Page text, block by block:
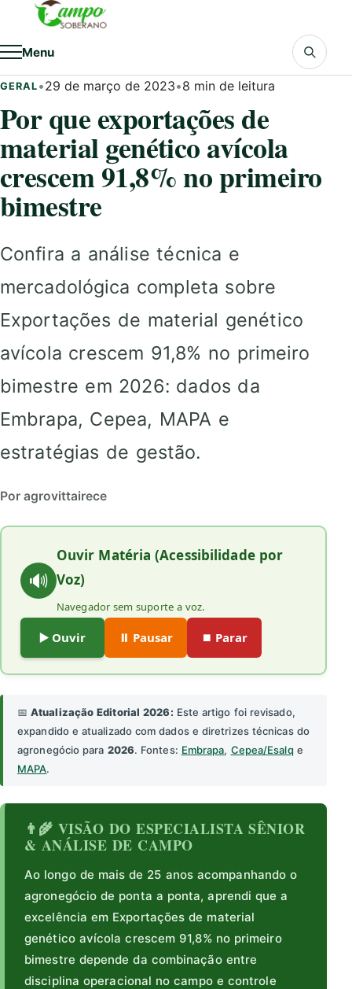
Pular para o conteúdo
Menu
GERAL •29 de março de 2023•8 min de leitura
Por que exportações de
material genético avícola
crescem 91,8% no primeiro
bimestre
Confira a análise técnica e
mercadológica completa sobre
Exportações de material genético
avícola crescem 91,8% no primeiro
bimestre em 2026: dados da
Embrapa, Cepea, MAPA e
estratégias de gestão.
Por agrovittairece
🔊
Ouvir Matéria (Acessibilidade por
Voz)
Navegador sem suporte a voz.
▶️ Ouvir ⏸️ Pausar ⏹️ Parar
📅Atualização Editorial 2026: Este artigo foi revisado,
expandido e atualizado com dados e diretrizes técnicas do
agronegócio para 2026. Fontes: Embrapa, Cepea/Esalq e
MAPA.
👨‍🌾 VISÃO DO ESPECIALISTA SÊNIOR
& ANÁLISE DE CAMPO
Ao longo de mais de 25 anos acompanhando o
agronegócio de ponta a ponta, aprendi que a
excelência em Exportações de material
genético avícola crescem 91,8% no primeiro
bimestre depende da combinação entre
disciplina operacional no campo e controle